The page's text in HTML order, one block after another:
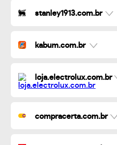
stanley1913.com.br
kabum.com.br
loja.electrolux.com.br
compracerta.com.br